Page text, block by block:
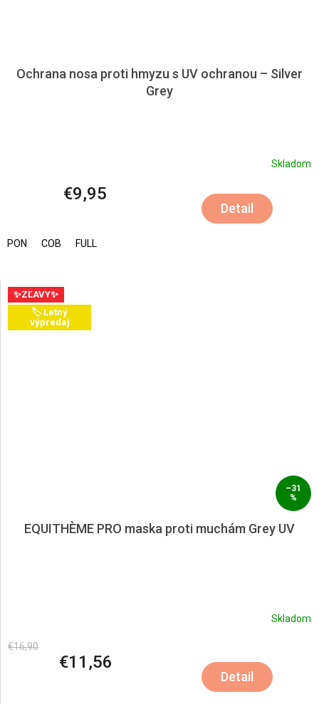
Ochrana nosa proti hmyzu s UV ochranou – Silver
Grey
Skladom
€9,95
Detail
PON COB FULL
✨ZĽAVY✨
🏷️ Letný
výpredaj
–31
%
EQUITHÈME PRO maska proti muchám Grey UV
Skladom
€16,90
€11,56
Detail